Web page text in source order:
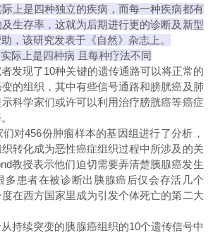
上是四种独立的疾病，而每一种疾病都有
生存率，这就为后期进行更的诊断及新型
，该研究发表于《自然》杂志上。
现了10种关键的遗传通路可以将正常的
的组织，其中有些信号通路和膀胱癌及肺
科学家们或许可以利用治疗膀胱癌等癌症
456份肿瘤样本的基因组进行了分析，
转化成为恶性癌症组织过程中所涉及的关
教授表示他们迫切需要弄清楚胰腺癌发生
多患者在被诊断出胰腺癌后仅会存活几个
在西方国家里成为引发个体死亡的第二大
续突变的胰腺癌组织的10个遗传信号中